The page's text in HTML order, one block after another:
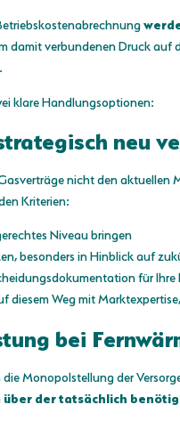
damit verbundenen Druck auf
klare Handlungsoptionen:
neu
nicht den
Kriterien:
Niveau bringen
besonders in Hinblick auf
für Ihre
diesem Weg mit
bei
Monopolstellung der
über der tatsächlich